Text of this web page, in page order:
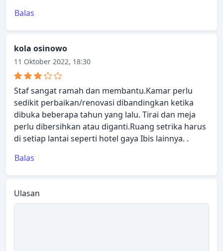
Balas
kola osinowo
11 Oktober 2022, 18:30
Staf sangat ramah dan membantu.Kamar perlu
sedikit perbaikan/renovasi dibandingkan ketika
dibuka beberapa tahun yang lalu. Tirai dan meja
perlu dibersihkan atau diganti.Ruang setrika harus
di setiap lantai seperti hotel gaya Ibis lainnya. .
Balas
Ulasan